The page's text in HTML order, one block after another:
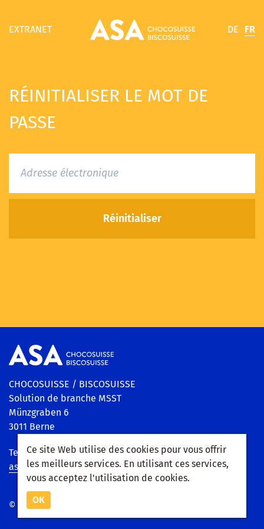
EXTRANET DE FR
RÉINITIALISER LE MOT DE
PASSE
CHOCOSUISSE / BISCOSUISSE
Solution de branche MSST
Münzgraben 6
3011 Berne
Tel.: +41 31 310 09 90
asa@chocosuisse.ch
© 2026 Extranet ASA
Ce site Web utilise des cookies pour vous offrir
les meilleurs services. En utilisant ces services,
vous acceptez l'utilisation de cookies.
OK